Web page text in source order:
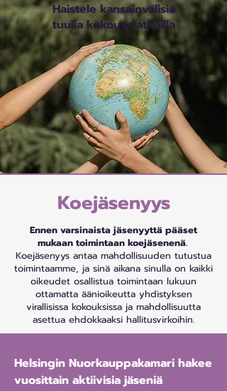
Haistele kansainvälisiä
tuulia kokousmatkoilla
Koejäsenyys
Ennen varsinaista jäsenyyttä pääset
mukaan toimintaan koejäsenenä.
Koejäsenyys antaa mahdollisuuden tutustua
toimintaamme, ja sinä aikana sinulla on kaikki
oikeudet osallistua toimintaan lukuun
ottamatta äänioikeutta yhdistyksen
virallisissa kokouksissa ja mahdollisuutta
asettua ehdokkaaksi hallitusvirkoihin.
Helsingin Nuorkauppakamari hakee
vuosittain aktiivisia jäseniä